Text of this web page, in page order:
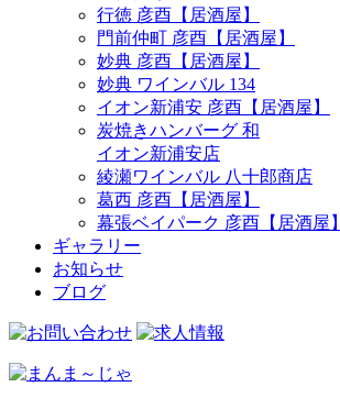
行徳 彦酉【居酒屋】
門前仲町 彦酉【居酒屋】
妙典 彦酉【居酒屋】
妙典 ワインバル 134
イオン新浦安 彦酉【居酒屋】
炭焼きハンバーグ 和
イオン新浦安店
綾瀬ワインバル 八十郎商店
葛西 彦酉【居酒屋】
幕張ベイパーク 彦酉【居酒屋】
ギャラリー
お知らせ
ブログ